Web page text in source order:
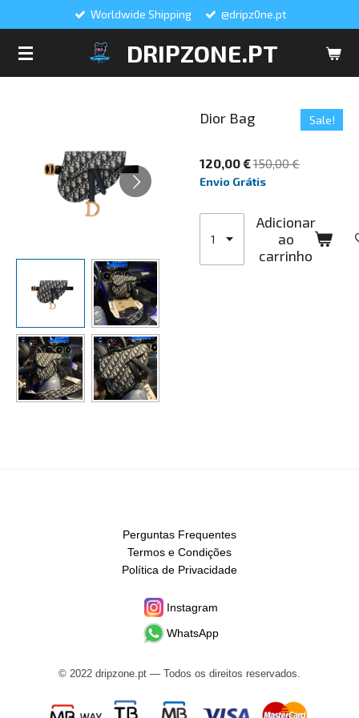
DRIPZONE.PT
Worldwide Shipping @dripz0ne.pt
Dior Bag Sale!
120,00 €150,00 €
Envio Grátis
Adicionar
ao
carrinho
Perguntas Frequentes
Termos e Condições
Política de Privacidade
Instagram
WhatsApp
© 2022 dripzone.pt — Todos os direitos reservados.